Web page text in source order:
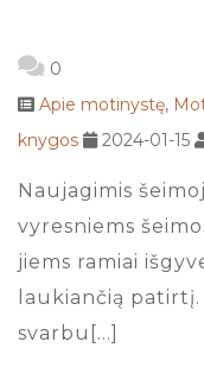
0
Apie motinystę,
knygos
2024-01-15
Naujagimis
vyresniems
jiems ramiai
laukiančią
svarbu[…]